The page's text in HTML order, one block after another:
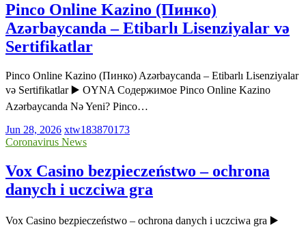
Pinco Online Kazino (Пинко)
Azərbaycanda – Etibarlı Lisenziyalar və
Sertifikatlar
Pinco Online Kazino (Пинко) Azərbaycanda – Etibarlı Lisenziyalar
və Sertifikatlar ▶️ OYNA Содержимое Pinco Online Kazino
Azərbaycanda Nə Yeni? Pinco…
Jun 28, 2026 xtw183870173
Coronavirus News
Vox Casino bezpieczeństwo – ochrona
danych i uczciwa gra
Vox Casino bezpieczeństwo – ochrona danych i uczciwa gra ▶️